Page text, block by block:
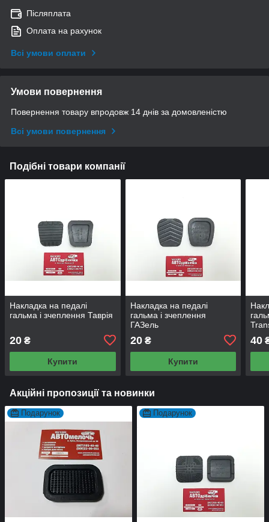
Післяплата
Оплата на рахунок
Всі умови оплати
Умови повернення
Повернення товару впродовж 14 днів за домовленістю
Всі умови повернення
Подібні товари компанії
Накладка на педалі
гальма і зчеплення Таврія
20 ₴
Купити
Накладка на педалі
гальма і зчеплення
ГАЗель
20₴
Купити
40
Акційні пропозиції та новинки
Подарунок Подарунок